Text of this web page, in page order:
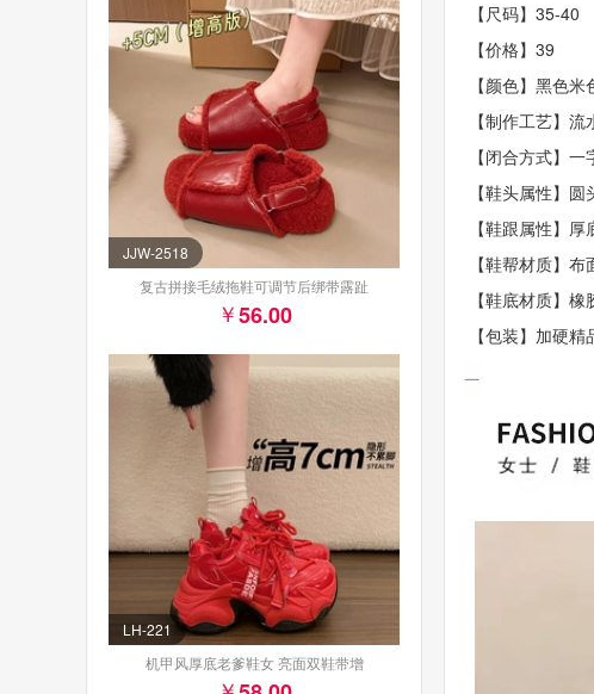
JJW-2518
复古拼接毛绒拖鞋可调节后绑带露趾
56.00
LH-221
机甲风厚底老爹鞋女 亮面双鞋带增
【尺码】35-40
【价格】39
【颜色】黑色米
【制作工艺】
【闭合方式】一
【鞋头属性】圆
【鞋跟属性】厚
【鞋帮材质】布
【鞋底材质】橡
【包装】加硬精